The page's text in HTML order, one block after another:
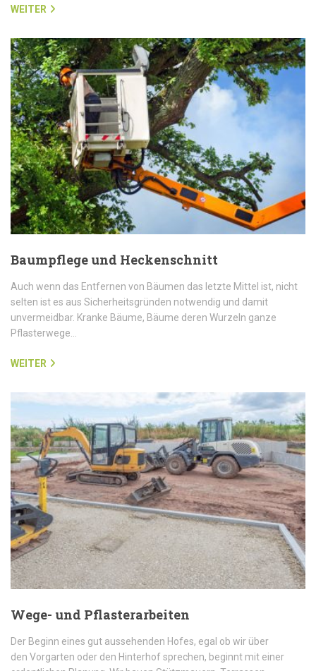
WEITER
Baumpflege und Heckenschnitt
Auch wenn das Entfernen von Bäumen das letzte Mittel ist, nicht
selten ist es aus Sicherheitsgründen notwendig und damit
unvermeidbar. Kranke Bäume, Bäume deren Wurzeln ganze
Pflasterwege…
WEITER
Wege- und Pflasterarbeiten
Der Beginn eines gut aussehenden Hofes, egal ob wir über
den Vorgarten oder den Hinterhof sprechen, beginnt mit einer